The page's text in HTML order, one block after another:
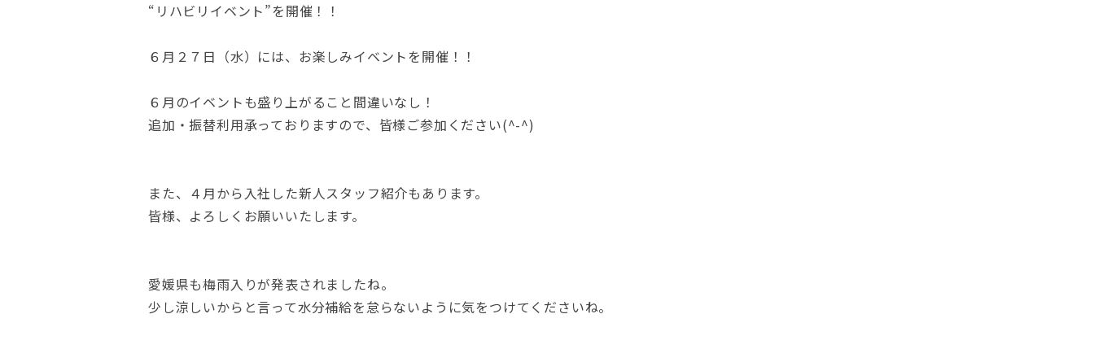
“リハビリイベント”を開催！！
６月２７日（水）には、お楽しみイベントを開催！！
６月のイベントも盛り上がること間違いなし！
追加・振替利用承っておりますので、皆様ご参加ください(^-^)
また、４月から入社した新人スタッフ紹介もあります。
皆様、よろしくお願いいたします。
愛媛県も梅雨入りが発表されましたね。
少し涼しいからと言って水分補給を怠らないように気をつけてくださいね。